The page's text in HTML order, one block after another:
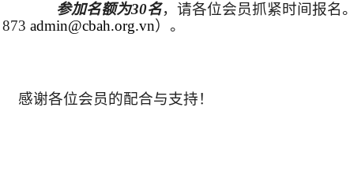
参加名额为30名，请各位会员抓紧时间报名
873 admin@cbah.org.vn）。
感谢各位会员的配合与支持！